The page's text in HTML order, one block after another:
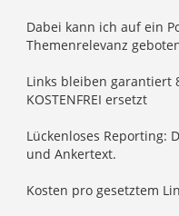
Dabei kann ich auf ein
Themenrelevanz
Links bleiben garantiert
KOSTENFREI ersetzt
Lückenloses Reporting:
und Ankertext.
Kosten pro gesetztem